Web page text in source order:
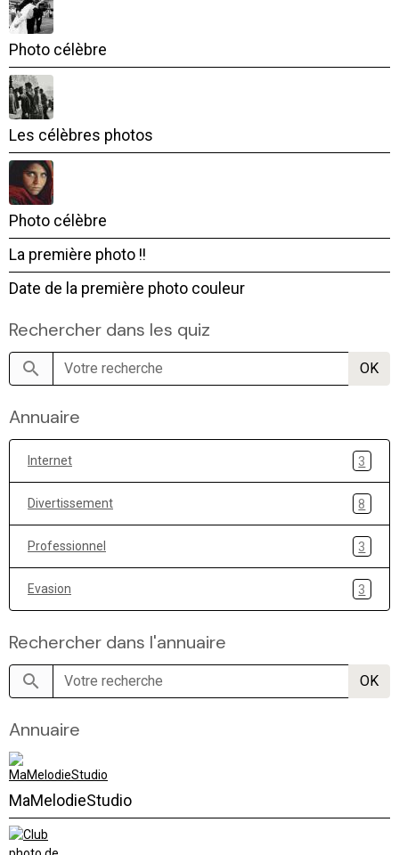
Photo célèbre
Les célèbres photos
Photo célèbre
La première photo !!
Date de la première photo couleur
Rechercher dans les quiz
OK
Annuaire
Internet 3
Divertissement 8
Professionnel 3
Evasion 3
Rechercher dans l'annuaire
OK
Annuaire
MaMelodieStudio